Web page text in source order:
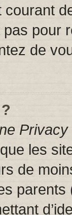
courant
pour
de
les
de
parents